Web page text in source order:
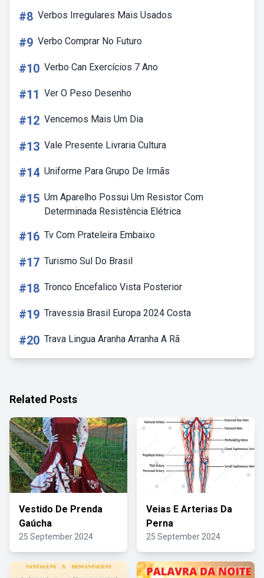
#8 Verbos Irregulares Mais Usados
#9 Verbo Comprar No Futuro
#10 Verbo Can Exercícios 7 Ano
#11 Ver O Peso Desenho
#12 Vencemos Mais Um Dia
#13 Vale Presente Livraria Cultura
#14 Uniforme Para Grupo De Irmãs
#15 Um Aparelho Possui Um Resistor Com
Determinada Resistência Elétrica
#16 Tv Com Prateleira Embaixo
#17 Turismo Sul Do Brasil
#18 Tronco Encefalico Vista Posterior
#19 Travessia Brasil Europa 2024 Costa
#20 Trava Lingua Aranha Arranha A Rã
Related Posts
Vestido De Prenda
Gaúcha
25 September 2024
Veias E Arterias Da
Perna
25 September 2024